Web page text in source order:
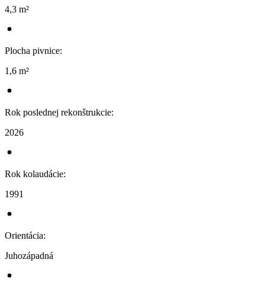
4,3 m²
Plocha pivnice:
1,6 m²
Rok poslednej rekonštrukcie:
2026
Rok kolaudácie:
1991
Orientácia:
Juhozápadná